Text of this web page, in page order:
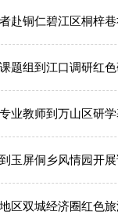
赴铜仁碧江区桐梓
题组到江口调研红
业教师到万山区研
玉屏侗乡风情园开
区双城经济圈红色